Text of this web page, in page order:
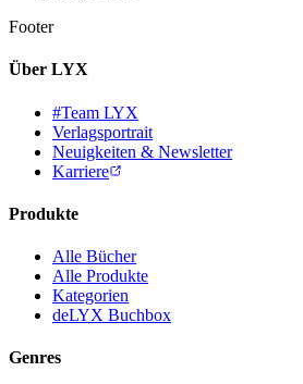
Footer
Über LYX
#Team LYX
Verlagsportrait
Neuigkeiten & Newsletter
Karriere
Produkte
Alle Bücher
Alle Produkte
Kategorien
deLYX Buchbox
Genres